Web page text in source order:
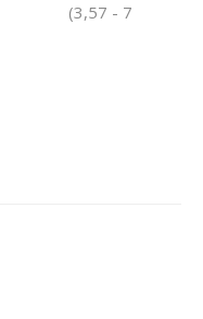
(3,57 - 7